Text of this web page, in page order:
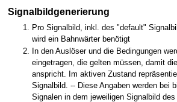
Signalbildgenerierung
Pro Signalbild, inkl. des "default"
wird ein Bahnwärter benötigt
In den Auslöser und die Bedingungen
eingetragen, die gelten müssen, damit
anspricht. Im aktiven Zustand
Signalbild. -- Diese Angaben werden bei
Signalen in dem jeweiligen Signalbild